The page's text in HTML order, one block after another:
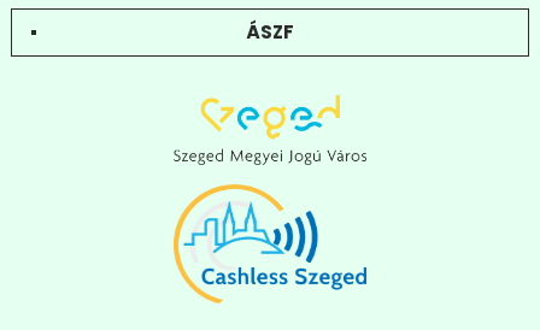
ÁSZF